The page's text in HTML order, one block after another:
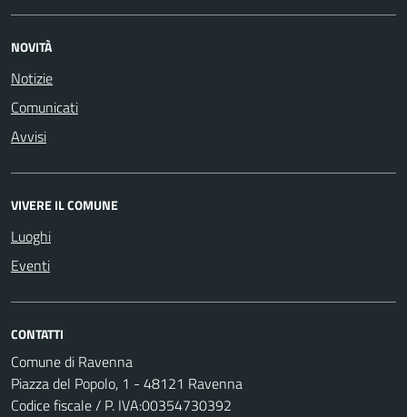
NOVITÀ
Notizie
Comunicati
Avvisi
VIVERE IL COMUNE
Luoghi
Eventi
CONTATTI
Comune di Ravenna
Piazza del Popolo, 1 - 48121 Ravenna
Codice fiscale / P. IVA:00354730392